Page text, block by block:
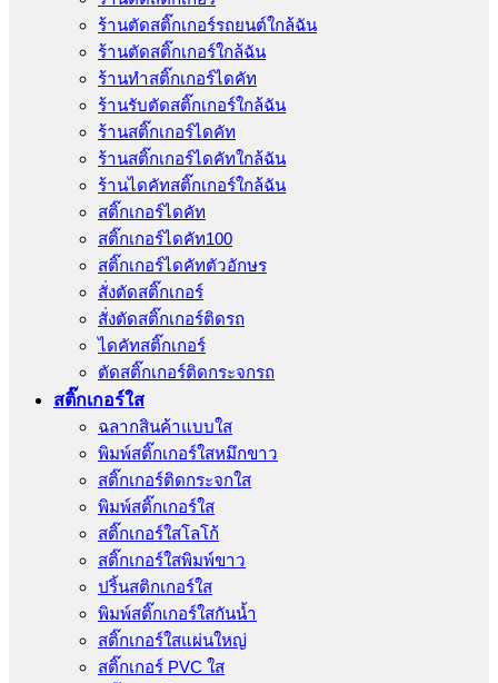
ร้านตัดสติ๊กเกอร์รถยนต์ใกล้ฉัน
ร้านตัดสติ๊กเกอร์ใกล้ฉัน
ร้านทําสติ๊กเกอร์ไดคัท
ร้านรับตัดสติ๊กเกอร์ใกล้ฉัน
ร้านสติ๊กเกอร์ไดคัท
ร้านสติ๊กเกอร์ไดคัทใกล้ฉัน
ร้านไดคัทสติ๊กเกอร์ใกล้ฉัน
สติ๊กเกอร์ไดคัท
สติ๊กเกอร์ไดคัท100
สติ๊กเกอร์ไดคัทตัวอักษร
สั่งตัดสติ๊กเกอร์
สั่งตัดสติ๊กเกอร์ติดรถ
ไดคัทสติ๊กเกอร์
ตัดสติ๊กเกอร์ติดกระจกรถ
สติ๊กเกอร์ใส
ฉลากสินค้าแบบใส
พิมพ์สติ๊กเกอร์ใสหมึกขาว
สติ๊กเกอร์ติดกระจกใส
พิมพ์สติ๊กเกอร์ใส
สติ๊กเกอร์ใสโลโก้
สติ๊กเกอร์ใสพิมพ์ขาว
ปริ้นสติกเกอร์ใส
พิมพ์สติ๊กเกอร์ใสกันน้ำ
สติ๊กเกอร์ใสแผ่นใหญ่
สติ๊กเกอร์ PVC ใส